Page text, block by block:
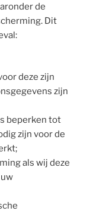
de
Dit
deze zijn
zijn
beperken tot
zijn voor de
als wij deze